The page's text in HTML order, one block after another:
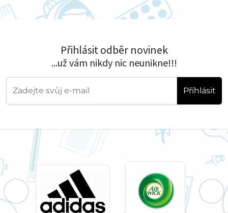
Přihlásit odběr novinek
...už vám nikdy nic neunikne!!!
Příhlásit